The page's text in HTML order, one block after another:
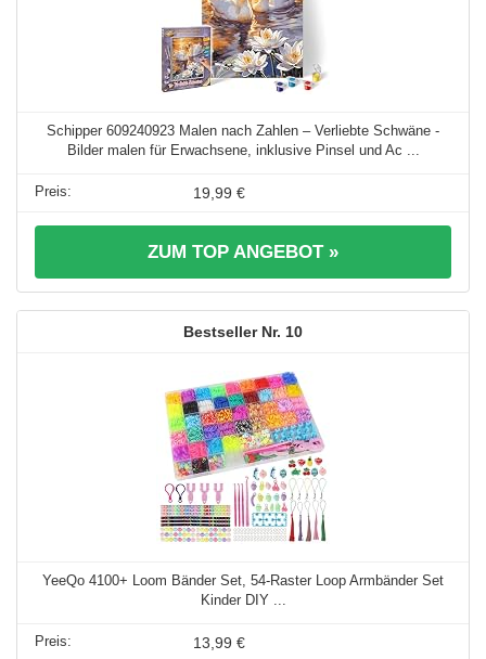
Schipper 609240923 Malen nach Zahlen – Verliebte Schwäne -
Bilder malen für Erwachsene, inklusive Pinsel und Ac ...
19,99 €
ZUM TOP ANGEBOT »
10
YeeQo 4100+ Loom Bänder Set, 54-Raster Loop Armbänder Set
Kinder DIY ...
13,99 €